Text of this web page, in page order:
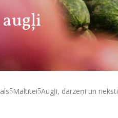
Maltītei Augļi, dārzeņi un rieksti